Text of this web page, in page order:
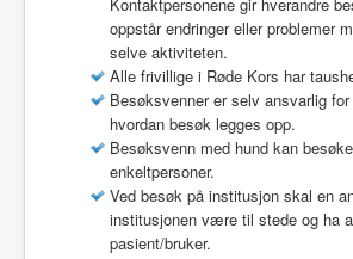
oppstår endringer eller problemer
selve aktiviteten.
Alle frivillige i Røde Kors har
Besøksvenner er selv ansvarlig
hvordan besøk legges opp.
Besøksvenn med hund kan
enkeltpersoner.
Ved besøk på institusjon skal en
institusjonen være til stede og ha
pasient/bruker.